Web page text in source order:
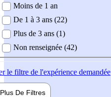
demandée
Moins de 1 an
De 1 à 3 ans (22)
Plus de 3 ans (1)
Non renseignée (42)
le filtre de l'expérience demandée
Plus De Filtres